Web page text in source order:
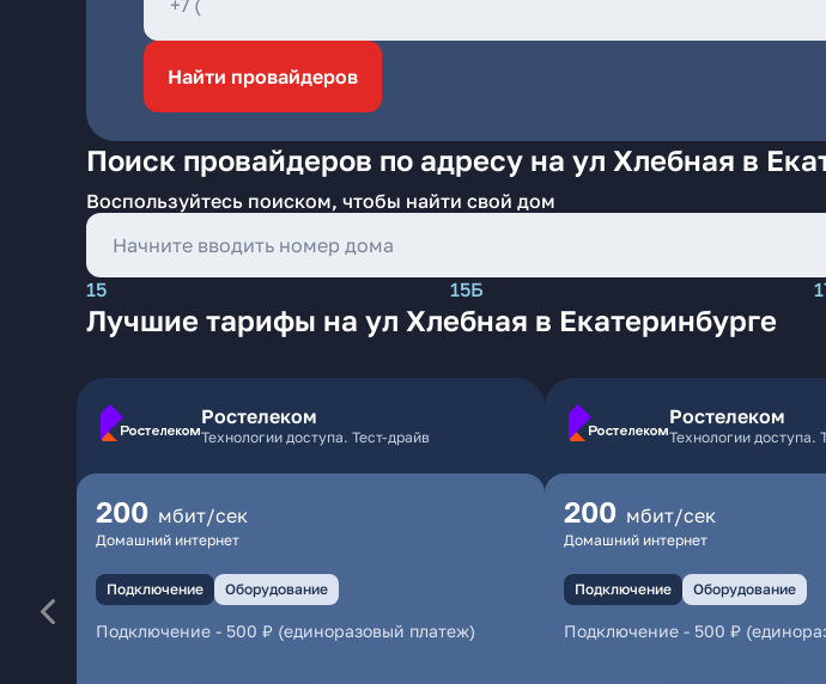
Найти провайдеров
Поиск провайдеров по адресу на ул Хлебная в
Воспользуйтесь поиском, чтобы найти свой дом
15 15Б
Лучшие тарифы на ул Хлебная в Екатеринбурге
Ростелеком
Технологии доступа. Тест-драйв
200 мбит/сек
Домашний интернет
Подключение Оборудование
Подключение - 500 ₽ (единоразовый платеж)
Ростелеком
Технологии доступа.
200 мбит/сек
Домашний интернет
Подключение Оборудование
Подключение- 500 ₽